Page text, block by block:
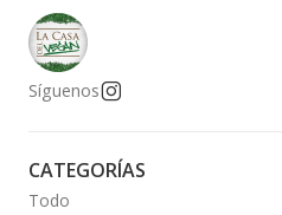
Síguenos
CATEGORÍAS
Todo